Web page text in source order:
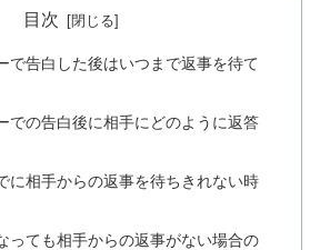
目次
で告白した後はいつまで返事を待て
での告白後に相手にどのように返答
に相手からの返事を待ちきれない時
っても相手からの返事がない場合の